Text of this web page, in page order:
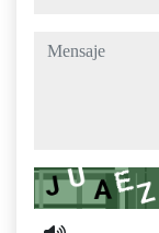
mensaje
Captcha